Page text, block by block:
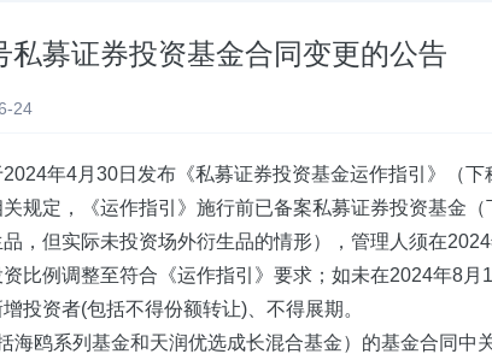
私募证券投资基金合同变更的公告
24
年4月30日发布《私募证券投资基金运作指引》（下
规定，《运作指引》施行前已备案私募证券投资基金（
品，但实际未投资场外衍生品的情形），管理人须在
比例调整至符合《运作指引》要求；如未在2024年8
投资者(包括不得份额转让)、不得展期。
海鸥系列基金和天润优选成长混合基金）的基金合同中